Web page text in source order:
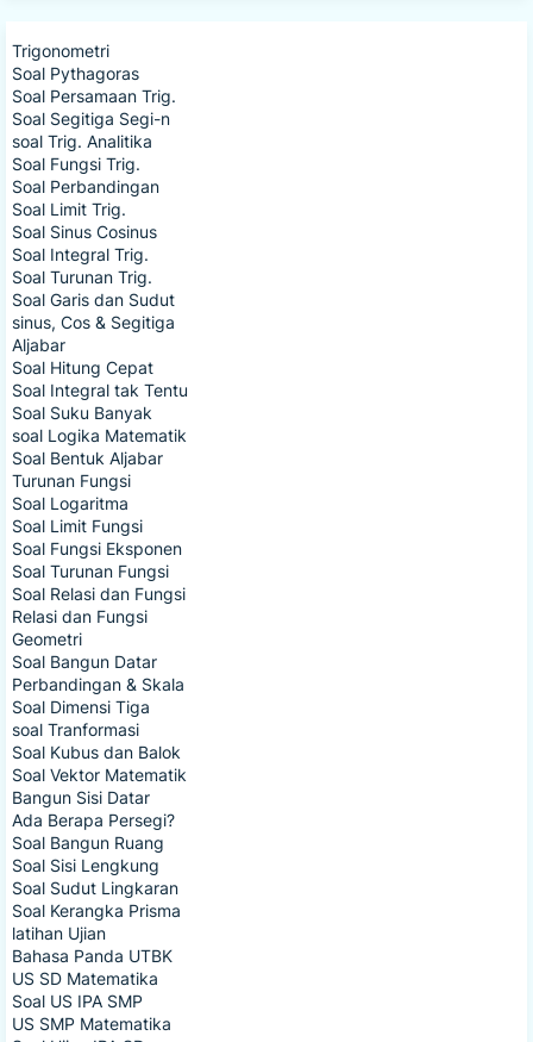
Soal Persamaan Trig.
Soal Segitiga Segi-n
soal Trig. Analitika
Soal Fungsi Trig.
Soal Perbandingan
Soal Limit Trig.
Soal Sinus Cosinus
Soal Integral Trig.
Soal Turunan Trig.
Soal Garis dan Sudut
sinus, Cos & Segitiga
Aljabar
Soal Hitung Cepat
Soal Integral tak Tentu
Soal Suku Banyak
soal Logika Matematik
Soal Bentuk Aljabar
Turunan Fungsi
Soal Logaritma
Soal Limit Fungsi
Soal Fungsi Eksponen
Soal Turunan Fungsi
Soal Relasi dan Fungsi
Relasi dan Fungsi
Geometri
Soal Bangun Datar
Perbandingan & Skala
Soal Dimensi Tiga
soal Tranformasi
Soal Kubus dan Balok
Soal Vektor Matematik
Bangun Sisi Datar
Ada Berapa Persegi?
Soal Bangun Ruang
Soal Sisi Lengkung
Soal Sudut Lingkaran
Soal Kerangka Prisma
latihan Ujian
Bahasa Panda UTBK
US SD Matematika
Soal US IPA SMP
US SMP Matematika
Soal Ujian IPA SD
Soal Tenses B.Inggris